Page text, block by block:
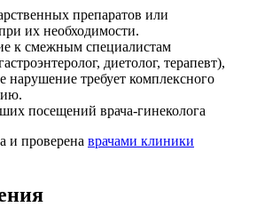
препаратов или
их необходимости.
к смежным специалистам
диетолог, терапевт),
нарушение требует комплексного
посещений врача-гинеколога
и проверена врачами клиники